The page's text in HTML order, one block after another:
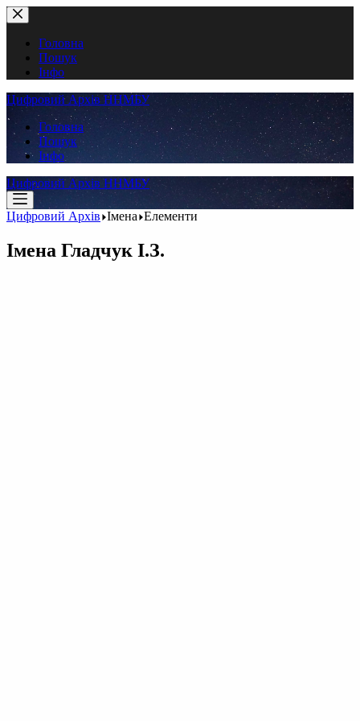
Перейти
до
вмістуГоловна
Пошук
Інфо
Цифровий Архів ННМБУ
Головна
Пошук
Інфо
Цифровий Архів ННМБУ
Цифровий Архів Імена Елементи
Імена Гладчук І.З.